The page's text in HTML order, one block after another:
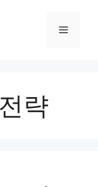
메
략